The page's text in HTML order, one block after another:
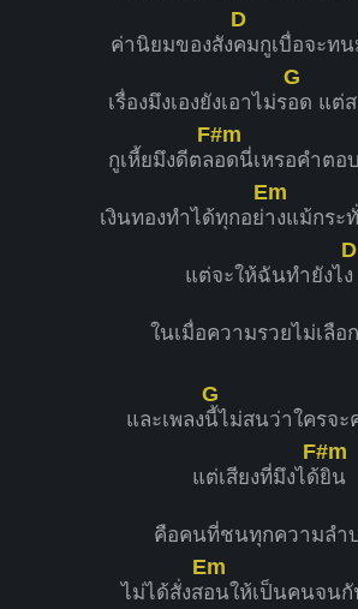
ค่านิยมของสัง
D
คมกูเบื่อจะท
เรื่องมึงเองยังเอาไม่ร
G
อด แต่
กูเหี้ยมึงดีตล
F#m
อดนี่เหรอคำตอ
เงินทองทำได้ทุกอย่
Em
างแม้กระ
แต่จะให้ฉันทำยังไ
D
ง
ในเมื่อความรวยไม่เลือ
และเพลง
G
นี้ไม่สนว่าใครจะ
แต่เสียงที่มึงได้
F#m
ยิน
คือคนที่ชนทุกความลำ
ไม่ได้สั่งส
Em
อนให้เป็นคนจน